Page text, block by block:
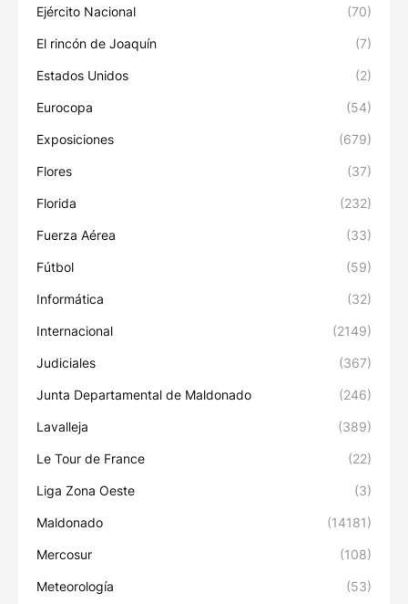
Ejército Nacional (70)
El rincón de Joaquín (7)
Estados Unidos (2)
Eurocopa (54)
Exposiciones (679)
Flores (37)
Florida (232)
Fuerza Aérea (33)
Fútbol (59)
Informática (32)
Internacional (2149)
Judiciales (367)
Junta Departamental de Maldonado (246)
Lavalleja (389)
Le Tour de France (22)
Liga Zona Oeste (3)
Maldonado (14181)
Mercosur (108)
Meteorología (53)